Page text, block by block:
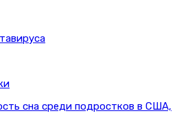
сна среди подростков в США,